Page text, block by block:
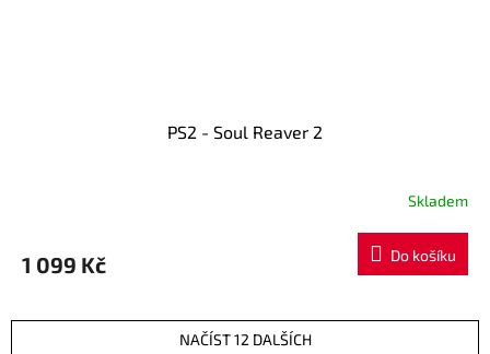
PS2 - Soul Reaver 2
Skladem
1 099 Kč Do košíku
NAČÍST 12 DALŠÍCH